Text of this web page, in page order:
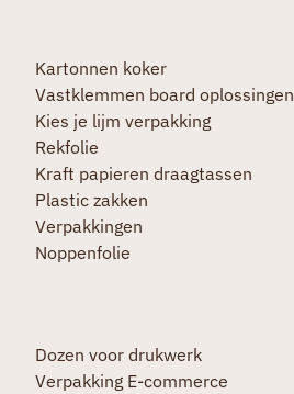
Kartonnen koker
Vastklemmen board oplossingen
Kies je lijm verpakking
Rekfolie
Kraft papieren draagtassen
Plastic zakken
Verpakkingen
Noppenfolie
Dozen voor drukwerk
Verpakking E-commerce